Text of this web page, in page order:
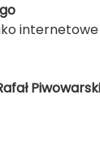
Piwowarski